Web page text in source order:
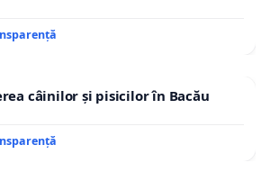
câinilor și pisicilor în Bacău